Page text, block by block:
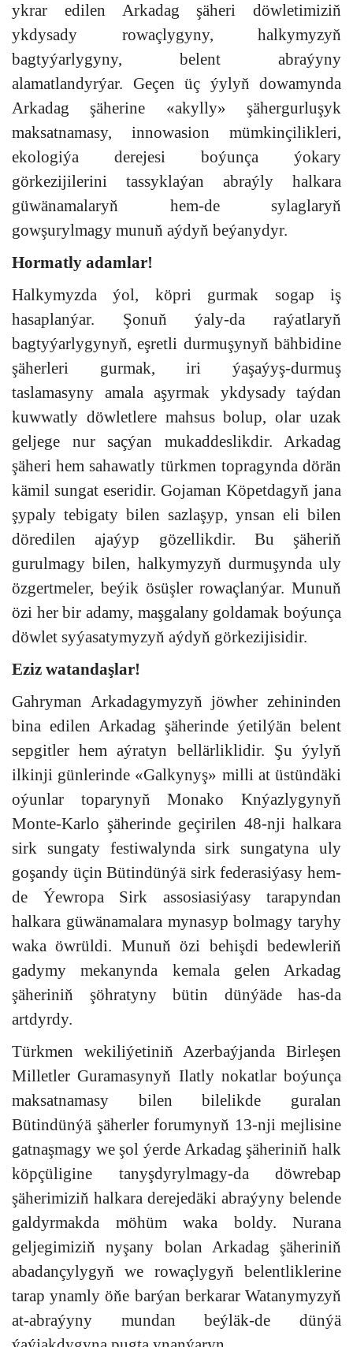
ykrar edilen Arkadag şäheri döwletimiziň
ykdysady rowaçlygyny, halkymyzyň
bagtyýarlygyny, belent abraýyny
alamatlandyrýar. Geçen üç ýylyň dowamynda
Arkadag şäherine «akylly» şähergurluşyk
maksatnamasy, innowasion mümkinçilikleri,
ekologiýa derejesi boýunça ýokary
görkezijilerini tassyklaýan abraýly halkara
güwänamalaryň hem-de sylaglaryň
gowşurylmagy munuň aýdyň beýanydyr.
Hormatly adamlar!
Halkymyzda ýol, köpri gurmak sogap iş
hasaplanýar. Şonuň ýaly-da raýatlaryň
bagtyýarlygynyň, eşretli durmuşynyň bähbidine
şäherleri gurmak, iri ýaşaýyş-durmuş
taslamasyny amala aşyrmak ykdysady taýdan
kuwwatly döwletlere mahsus bolup, olar uzak
geljege nur saçýan mukaddeslikdir. Arkadag
şäheri hem sahawatly türkmen topragynda dörän
kämil sungat eseridir. Gojaman Köpetdagyň jana
şypaly tebigaty bilen sazlaşyp, ynsan eli bilen
döredilen ajaýyp gözellikdir. Bu şäheriň
gurulmagy bilen, halkymyzyň durmuşynda uly
özgertmeler, beýik ösüşler rowaçlanýar. Munuň
özi her bir adamy, maşgalany goldamak boýunça
döwlet syýasatymyzyň aýdyň görkezijisidir.
Eziz watandaşlar!
Gahryman Arkadagymyzyň jöwher zehininden
bina edilen Arkadag şäherinde ýetilýän belent
sepgitler hem aýratyn bellärliklidir. Şu ýylyň
ilkinji günlerinde «Galkynyş» milli at üstündäki
oýunlar toparynyň Monako Knýazlygynyň
Monte-Karlo şäherinde geçirilen 48-nji halkara
sirk sungaty festiwalynda sirk sungatyna uly
goşandy üçin Bütindünýä sirk federasiýasy hem-
de Ýewropa Sirk assosiasiýasy tarapyndan
halkara güwänamalara mynasyp bolmagy taryhy
waka öwrüldi. Munuň özi behişdi bedewleriň
gadymy mekanynda kemala gelen Arkadag
şäheriniň şöhratyny bütin dünýäde has-da
artdyrdy.
Türkmen wekiliýetiniň Azerbaýjanda Birleşen
Milletler Guramasynyň Ilatly nokatlar boýunça
maksatnamasy bilen bilelikde guralan
Bütindünýä şäherler forumynyň 13-nji mejlisine
gatnaşmagy we şol ýerde Arkadag şäheriniň halk
köpçüligine tanyşdyrylmagy-da döwrebap
şäherimiziň halkara derejedäki abraýyny belende
galdyrmakda möhüm waka boldy. Nurana
geljegimiziň nyşany bolan Arkadag şäheriniň
abadançylygyň we rowaçlygyň belentliklerine
tarap ynamly öňe barýan berkarar Watanymyzyň
at-abraýyny mundan beýläk-de dünýä